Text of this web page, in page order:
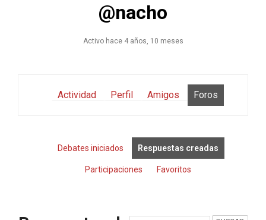
@nacho
Activo hace 4 años, 10 meses
Actividad Perfil Amigos Foros
Debates iniciados Respuestas creadas
Participaciones Favoritos